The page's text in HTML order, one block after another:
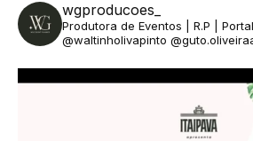
wgproducoes_
Produtora de Eventos | R.P |
@waltinholivapinto